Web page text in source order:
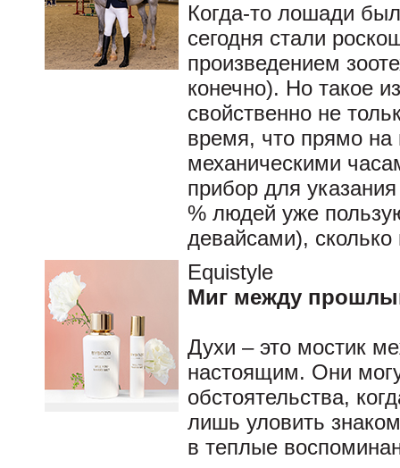
Когда-то лошади
сегодня стали
произведением
конечно). Но такое
свойственно не
время, что прямо на
механическими
прибор для
% людей уже
девайсами), сколько
Equistyle
Миг между
Духи – это мостик
настоящим. Они
обстоятельства,
лишь уловить
в теплые